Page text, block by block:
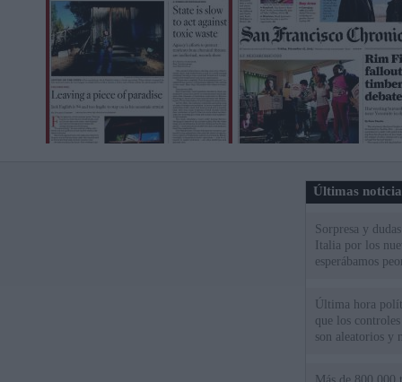
Últimas
Sorpresa y
Italia por los
esperábamos
Última hora
que los
son aleatorios y